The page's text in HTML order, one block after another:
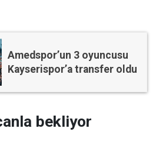
Amedspor’un 3 oyuncusu
Kayserispor’a transfer oldu
bekliyor